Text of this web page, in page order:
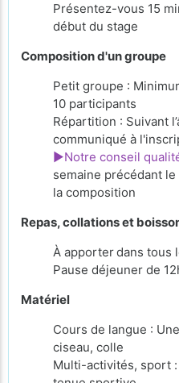
Présentez-vous 15
début du stage
Composition d'un groupe
Petit groupe :
10 participants
Répartition : Suivant
communiqué à
►Notre conseil
semaine précédant
la composition
Repas, collations et
À apporterdans tous
Pause déjeuner de
Matériel
Cours de langue :
ciseau, colle
Multi-activités, sport